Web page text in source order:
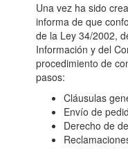
Una vez ha sido
informa de que
de la Ley 34/2002,
Información y del
procedimiento de
pasos:
Cláusulas
Envío de
Derecho de